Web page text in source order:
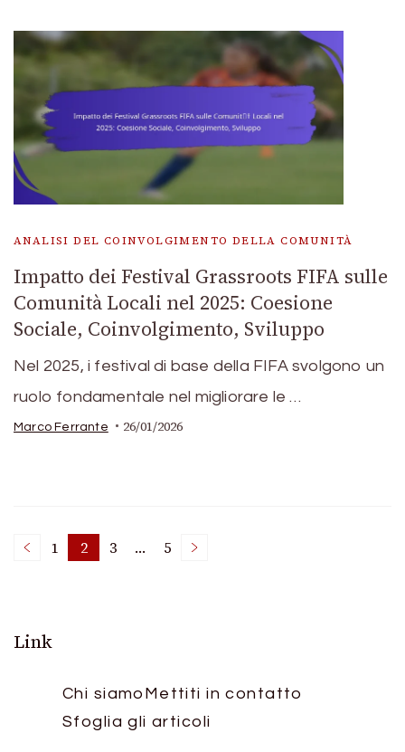
ANALISI DEL COINVOLGIMENTO DELLA COMUNITÀ
Impatto dei Festival Grassroots FIFA sulle
Comunità Locali nel 2025: Coesione
Sociale, Coinvolgimento, Sviluppo
Nel 2025, i festival di base della FIFA svolgono un
ruolo fondamentale nel migliorare le …
Marco Ferrante 26/01/2026
Posts
Page
1 Page
2 Page
3 … Page
5
Link
Chi siamo Mettiti in contatto
Sfoglia gli articoli